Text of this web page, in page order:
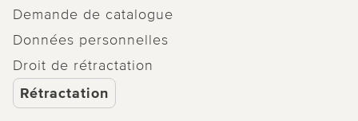
Demande de catalogue
Données personnelles
Droit de rétractation
Rétractation